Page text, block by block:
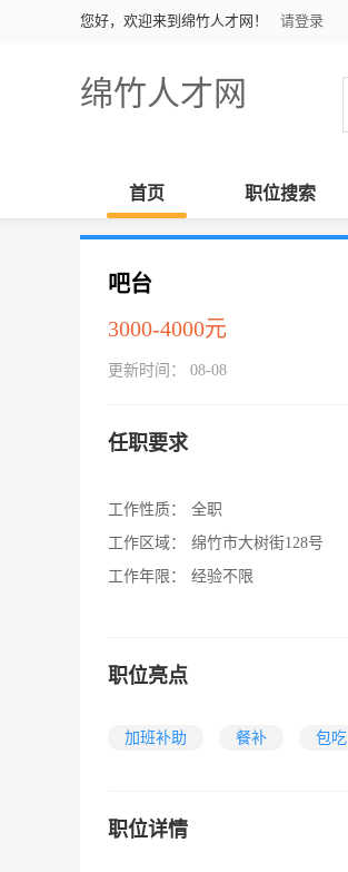
您好，欢迎来到绵竹人才网！ 请登录
绵竹人才网
首页 职位搜索
吧台
3000-4000元
更新时间： 08-08
任职要求
工作性质：
全职
工作区域：
绵竹市大树街128号
工作年限：
经验不限
职位亮点
加班补助 餐补 包吃
职位详情